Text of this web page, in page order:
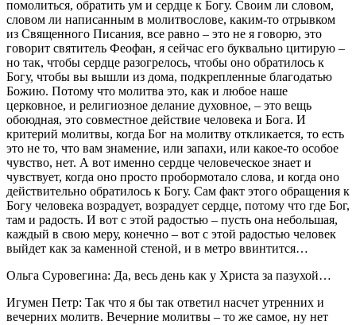
помолиться, обратить ум и сердце к Богу. Своим ли словом,
словом ли написанным в молитвослове, каким-то отрывком
из Священного Писания, все равно – это не я говорю, это
говорит святитель Феофан, я сейчас его буквально цитирую –
но так, чтобы сердце разогрелось, чтобы оно обратилось к
Богу, чтобы вы вышли из дома, подкрепленные благодатью
Божию. Потому что молитва это, как и любое наше
церковное, и религиозное делание духовное, – это вещь
обоюдная, это совместное действие человека и Бога. И
критерий молитвы, когда Бог на молитву откликается, то есть
это не то, что вам знамение, или запахи, или какое-то особое
чувство, нет. А вот именно сердце человеческое знает и
чувствует, когда оно просто пробормотало слова, и когда оно
действительно обратилось к Богу. Сам факт этого обращения к
Богу человека возрадует, возрадует сердце, потому что где Бог,
там и радость. И вот с этой радостью – пусть она небольшая,
каждый в свою меру, конечно – вот с этой радостью человек
выйдет как за каменной стеной, и в метро ввинтится…
Ольга Суровегина: Да, весь день как у Христа за пазухой…
Игумен Петр: Так что я бы так ответил насчет утренних и
вечерних молитв. Вечерние молитвы – то же самое, ну нет